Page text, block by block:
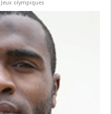
Jeux olympiques